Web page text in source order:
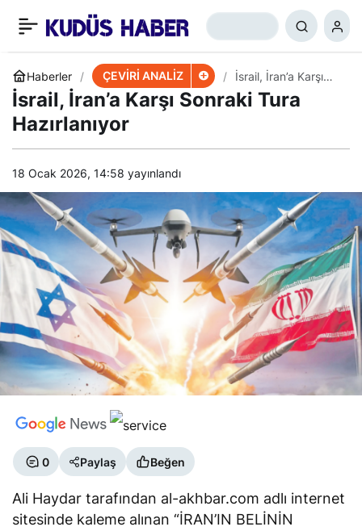
Haberler ÇEVİRİ ANALİZ
İsrail, İran’a Karşı
Sonraki Tura
Hazırlanıyor
İsrail, İran’a Karşı Sonraki Tura
Hazırlanıyor
18 Ocak 2026, 14:58 yayınlandı
0 Paylaş Beğen
Ali Haydar tarafından al-akhbar.com adlı internet
sitesinde kaleme alınan “İRAN’IN BELİNİN
ABD, İran’daki Kargaşa
Üzerinde Pazarlık
Yapıyor
+ 0 Paylaş